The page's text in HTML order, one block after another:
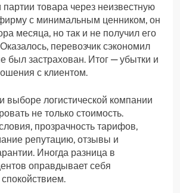
партии товара через неизвестную
с минимальным ценником, он
месяца, но так и не получил его
перевозчик сэкономил
был застрахован. Итог — убытки и
с клиентом.
выборе логистической компании
не только стоимость.
прозрачность тарифов,
репутацию, отзывы и
Иногда разница в
оправдывает себя